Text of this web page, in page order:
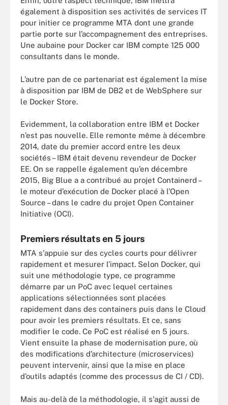
également à disposition ses activités de services IT
pour initier ce programme MTA dont une grande
partie porte sur l’accompagnement des entreprises.
Une aubaine pour Docker car IBM compte 125 000
consultants dans le monde.
L’autre pan de ce partenariat est également la mise
à disposition par IBM de DB2 et de WebSphere sur
le Docker Store.
Evidemment, la collaboration entre IBM et Docker
n’est pas nouvelle. Elle remonte même à décembre
2014, date du premier accord entre les deux
sociétés – IBM était devenu revendeur de Docker
EE. On se rappelle également qu’en décembre
2015, Big Blue a a contribué au projet Containerd –
le moteur d’exécution de Docker placé à l’Open
Source – dans le cadre du projet Open Container
Initiative (OCI).
Premiers résultats en 5 jours
MTA s'appuie sur des cycles courts pour délivrer
rapidement et mesurer l’impact. Selon Docker, qui
suit une méthodologie type, ce programme
démarre par un PoC avec lequel certaines
applications sélectionnées sont placées
rapidement dans des containers puis dans le Cloud
pour avoir les premiers résultats. Et ce, sans
modifier le code. Ce PoC est réalisé en 5 jours.
Vient ensuite la phase de modernisation pure, où
des modifications d’architecture (microservices)
peuvent intervenir, ainsi que la mise en place
d’outils adaptés (comme des processus de CI / CD).
Mais au-delà de la méthodologie, il s'agit aussi de